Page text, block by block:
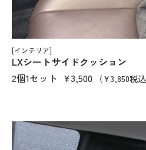
[インテリア]
LXシートサイドクッション
2個1セット ¥3,500 （¥3,850税込